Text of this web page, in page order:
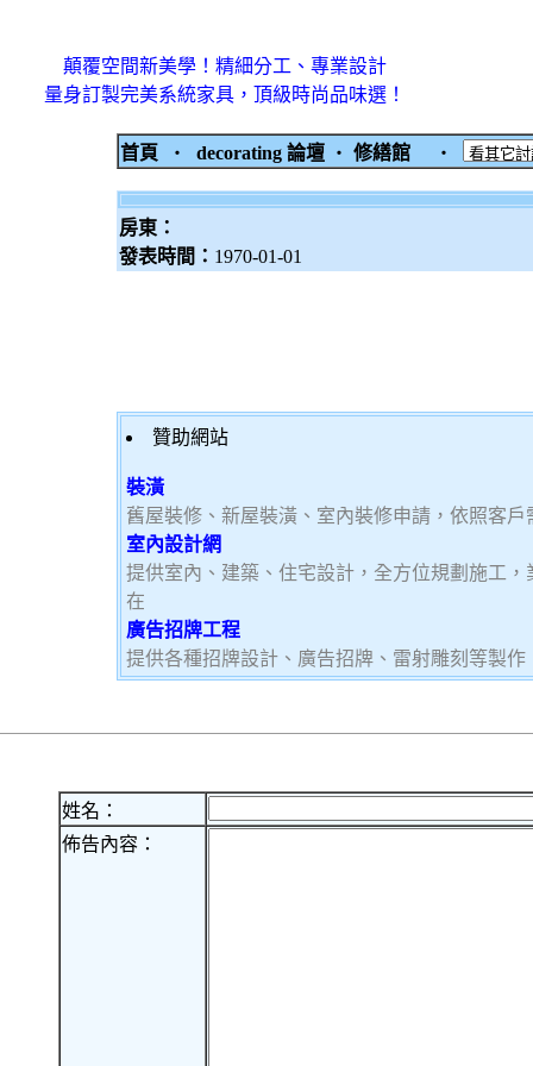
顛覆空間新美學！精細分工、專業設計
量身訂製完美系統家具，頂級時尚品味選！
首頁 ‧ decorating 論壇 ‧ 修繕館 ‧
房東：
發表時間： 1970-01-01
贊助網站
裝潢
舊屋裝修、新屋裝潢、室內裝修申請，依照客
室內設計網
提供室內、建築、住宅設計，全方位規劃施工
在
廣告招牌工程
提供各種招牌設計、廣告招牌、雷射雕刻等製
姓名：
佈告內容：